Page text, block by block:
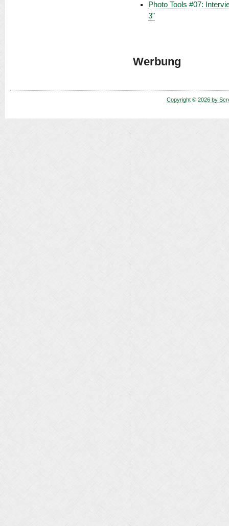
Photo Tools #07:
3"
Werbung
Copyright © 2026 by